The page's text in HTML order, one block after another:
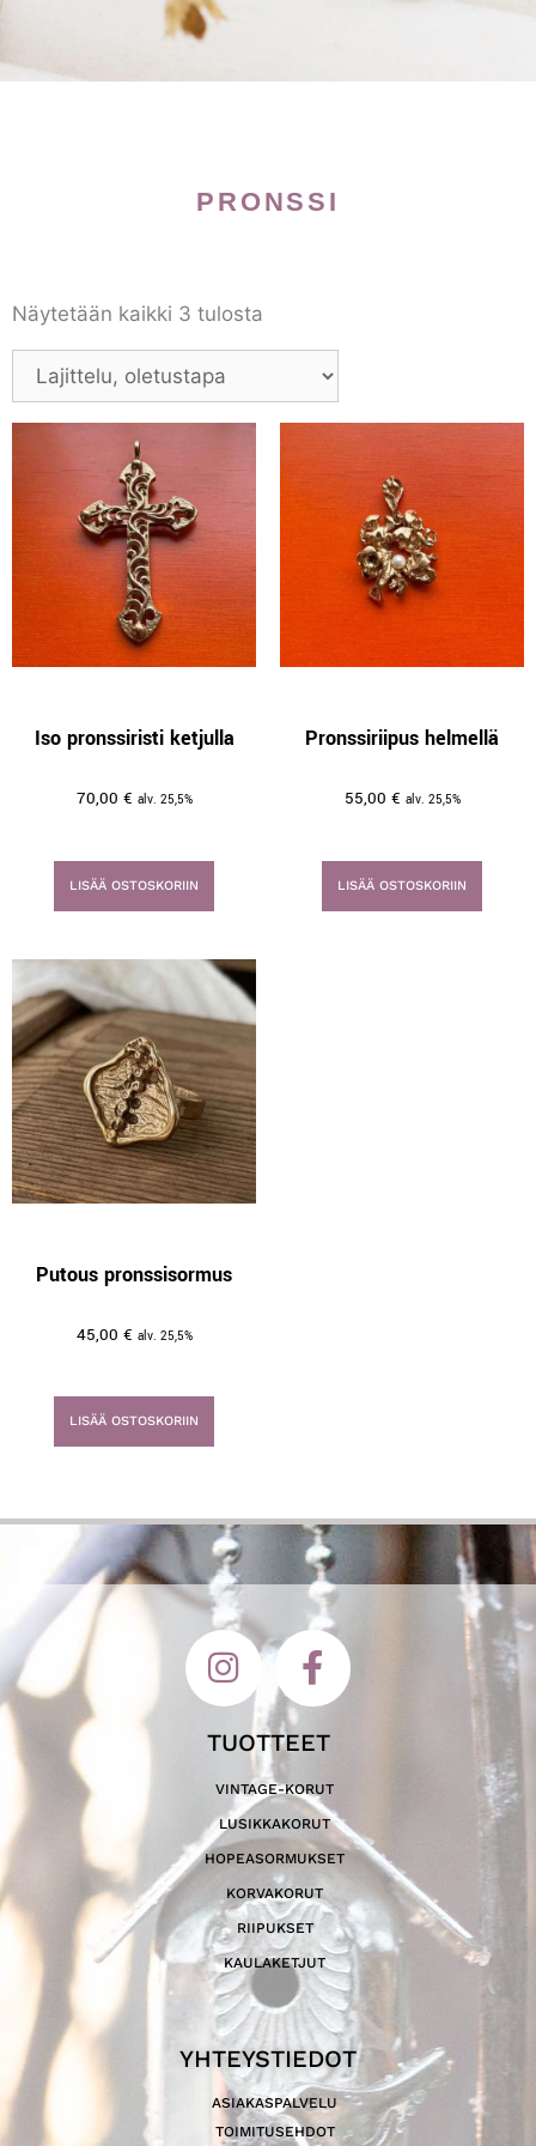
PRONSSI
Näytetään kaikki 3 tulosta
Iso pronssiristi ketjulla
70,00 € alv. 25,5%
LISÄÄ OSTOSKORIIN
Pronssiriipus helmellä
55,00 € alv. 25,5%
LISÄÄ OSTOSKORIIN
Putous pronssisormus
45,00 € alv. 25,5%
LISÄÄ OSTOSKORIIN
TUOTTEET
VINTAGE-KORUT
LUSIKKAKORUT
HOPEASORMUKSET
KORVAKORUT
RIIPUKSET
KAULAKETJUT
YHTEYSTIEDOT
ASIAKASPALVELU
TOIMITUSEHDOT